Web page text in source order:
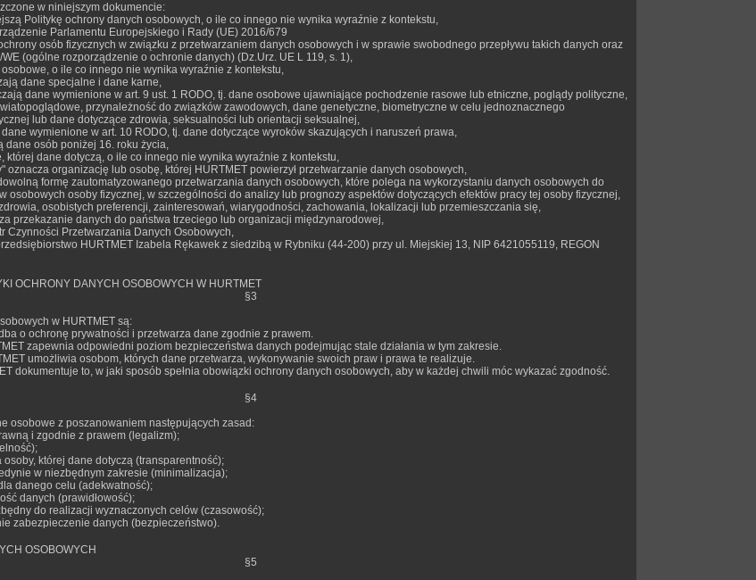
w niniejszym dokumencie:
Politykę ochrony danych osobowych, o ile co innego nie wynika wyraźnie z kontekstu,
Parlamentu Europejskiego i Rady (UE) 2016/679
osób fizycznych w związku z przetwarzaniem danych osobowych i w sprawie swobodnego przepływu takich danych oraz
(ogólne rozporządzenie o ochronie danych) (Dz.Urz. UE L 119, s. 1),
o ile co innego nie wynika wyraźnie z kontekstu,
dane specjalne i dane karne,
dane wymienione w art. 9 ust. 1 RODO, tj. dane osobowe ujawniające pochodzenie rasowe lub etniczne, poglądy polityczne,
przynależność do związków zawodowych, dane genetyczne, biometryczne w celu jednoznacznego
lub dane dotyczące zdrowia, seksualności lub orientacji seksualnej,
wymienione w art. 10 RODO, tj. dane dotyczące wyroków skazujących i naruszeń prawa,
dane osób poniżej 16. roku życia,
której dane dotyczą, o ile co innego nie wynika wyraźnie z kontekstu,
oznacza organizację lub osobę, której HURTMET powierzył przetwarzanie danych osobowych,
formę zautomatyzowanego przetwarzania danych osobowych, które polega na wykorzystaniu danych osobowych do
osobowych osoby fizycznej, w szczególności do analizy lub prognozy aspektów dotyczących efektów pracy tej osoby fizycznej,
osobistych preferencji, zainteresowań, wiarygodności, zachowania, lokalizacji lub przemieszczania się,
przekazanie danych do państwa trzeciego lub organizacji międzynarodowej,
Czynności Przetwarzania Danych Osobowych,
HURTMET Izabela Rękawek z siedzibą w Rybniku (44-200) przy ul. Miejskiej 13, NIP 6421055119, REGON
OCHRONY DANYCH OSOBOWYCH W HURTMET
§3
w HURTMET są:
o ochronę prywatności i przetwarza dane zgodnie z prawem.
zapewnia odpowiedni poziom bezpieczeństwa danych podejmując stale działania w tym zakresie.
umożliwia osobom, których dane przetwarza, wykonywanie swoich praw i prawa te realizuje.
dokumentuje to, w jaki sposób spełnia obowiązki ochrony danych osobowych, aby w każdej chwili móc wykazać zgodność.
§4
osobowe z poszanowaniem następujących zasad:
i zgodnie z prawem (legalizm);
której dane dotyczą (transparentność);
w niezbędnym zakresie (minimalizacja);
danego celu (adekwatność);
danych (prawidłowość);
do realizacji wyznaczonych celów (czasowość);
zabezpieczenie danych (bezpieczeństwo).
OSOBOWYCH
§5